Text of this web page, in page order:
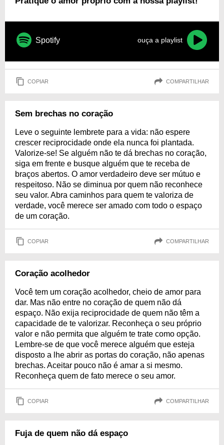
Spotify ouça a playlist
COPIAR COMPARTILHAR
Sem brechas no coração
Leve o seguinte lembrete para a vida: não espere
crescer reciprocidade onde ela nunca foi plantada.
Valorize-se! Se alguém não te dá brechas no coração,
siga em frente e busque alguém que te receba de
braços abertos. O amor verdadeiro deve ser mútuo e
respeitoso. Não se diminua por quem não reconhece
seu valor. Abra caminhos para quem te valoriza de
verdade, você merece ser amado com todo o espaço
de um coração.
COPIAR COMPARTILHAR
Coração acolhedor
Você tem um coração acolhedor, cheio de amor para
dar. Mas não entre no coração de quem não dá
espaço. Não exija reciprocidade de quem não têm a
capacidade de te valorizar. Reconheça o seu próprio
valor e não permita que alguém te trate como opção.
Lembre-se de que você merece alguém que esteja
disposto a lhe abrir as portas do coração, não apenas
brechas. Aceitar pouco não é amar a si mesmo.
Reconheça quem de fato merece o seu amor.
COPIAR COMPARTILHAR
Fuja de quem não dá espaço